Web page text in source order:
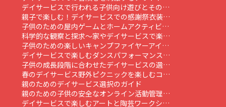
デイサービスで行われる子供向け遊びとその…
親子で楽しむ！デイサービスでの感謝祭衣装…
子供のための屋内ゲームとホームアクティビ…
科学的な観察と探求～家やデイサービスで楽…
子供のための楽しいキャンプファイヤーアイ…
デイサービスで楽しむダンスパフォーマンス…
子供の成長段階に合わせたデイサービスの選…
春のデイサービス野外ピクニックを楽しむコ…
親のためのデイサービス選択のガイド
親のための子供の安全なオンライン活動管理…
デイサービスで楽しむアートと陶芸ワークシ…